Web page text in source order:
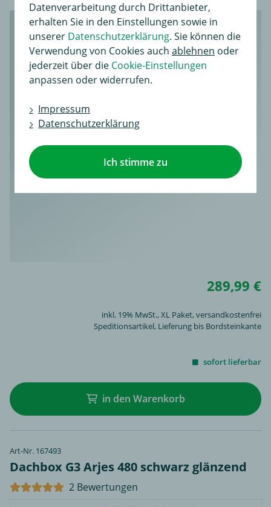
289,99 €
inkl. 19% MwSt.,XL Paket, versandkostenfrei
Speditionsartikel, Lieferung bis Bordsteinkante
sofort lieferbar
in den Warenkorb
Art-Nr. 167493
Dachbox G3 Arjes 480 schwarz glänzend
2 Bewertungen
Datenverarbeitung durch Drittanbieter,
erhalten Sie in den Einstellungen sowie in
unserer Datenschutzerklärung. Sie können die
Verwendung von Cookies auch ablehnen oder
jederzeit über die Cookie-Einstellungen
anpassen oder widerrufen.
Impressum
Datenschutzerklärung
Ich stimme zu